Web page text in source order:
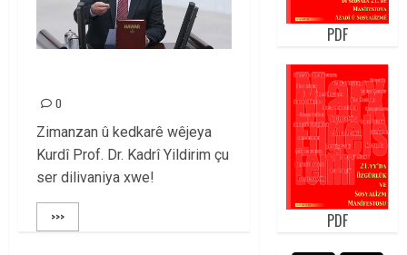
0
Zimanzan û kedkarê wêjeya
Kurdî Prof. Dr. Kadrî Yildirim çu
ser dilivaniya xwe!
>>>
PDF
PDF